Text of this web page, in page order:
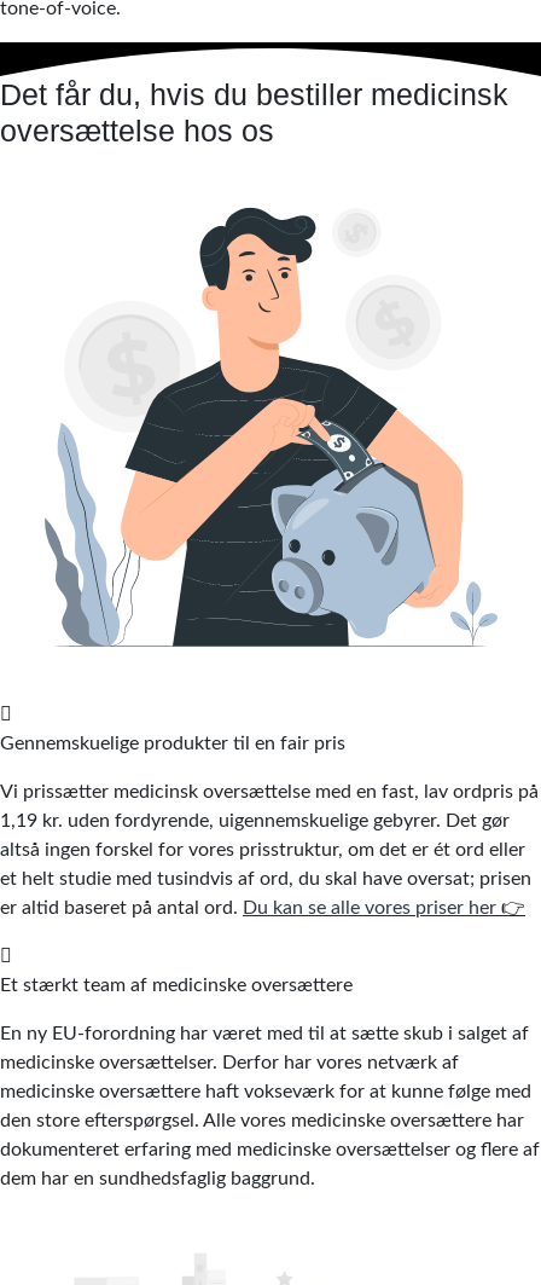
tone-of-voice.
Det får du, hvis du bestiller medicinsk
oversættelse hos os
Gennemskuelige produkter til en fair pris
Vi prissætter medicinsk oversættelse med en fast, lav ordpris på
1,19 kr. uden fordyrende, uigennemskuelige gebyrer. Det gør
altså ingen forskel for vores prisstruktur, om det er ét ord eller
et helt studie med tusindvis af ord, du skal have oversat; prisen
er altid baseret på antal ord. Du kan se alle vores priser her 👉
Et stærkt team af medicinske oversættere
En ny EU-forordning har været med til at sætte skub i salget af
medicinske oversættelser. Derfor har vores netværk af
medicinske oversættere haft vokseværk for at kunne følge med
den store efterspørgsel. Alle vores medicinske oversættere har
dokumenteret erfaring med medicinske oversættelser og flere af
dem har en sundhedsfaglig baggrund.